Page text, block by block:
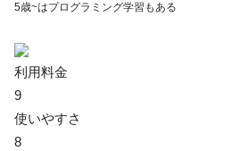
5歳~はプログラミング学習 もある
利用料金
9
使いやすさ
8